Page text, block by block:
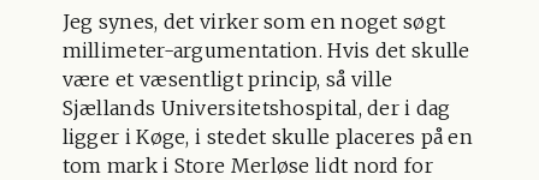
Jeg synes, det virker som en noget søgt
millimeter-argumentation. Hvis det skulle
være et væsentligt princip, så ville
Sjællands Universitetshospital, der i dag
ligger i Køge, i stedet skulle placeres på en
tom mark i Store Merløse lidt nord for